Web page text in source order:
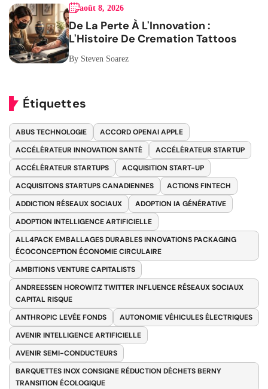
août 8, 2026
De La Perte À L'Innovation :
L'Histoire De Cremation Tattoos
By Steven Soarez
Étiquettes
ABUS TECHNOLOGIE
ACCORD OPENAI APPLE
ACCÉLÉRATEUR INNOVATION SANTÉ
ACCÉLÉRATEUR STARTUP
ACCÉLÉRATEUR STARTUPS
ACQUISITION START-UP
ACQUISITONS STARTUPS CANADIENNES
ACTIONS FINTECH
ADDICTION RÉSEAUX SOCIAUX
ADOPTION IA GÉNÉRATIVE
ADOPTION INTELLIGENCE ARTIFICIELLE
ALL4PACK EMBALLAGES DURABLES INNOVATIONS PACKAGING
ÉCOCONCEPTION ÉCONOMIE CIRCULAIRE
AMBITIONS VENTURE CAPITALISTS
ANDREESSEN HOROWITZ TWITTER INFLUENCE RÉSEAUX SOCIAUX
CAPITAL RISQUE
ANTHROPIC LEVÉE FONDS
AUTONOMIE VÉHICULES ÉLECTRIQUES
AVENIR INTELLIGENCE ARTIFICIELLE
AVENIR SEMI-CONDUCTEURS
BARQUETTES INOX CONSIGNE RÉDUCTION DÉCHETS BERNY
TRANSITION ÉCOLOGIQUE